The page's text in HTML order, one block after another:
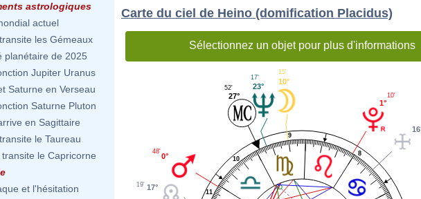
astrologiques
actuel
les Gémeaux
planétaire de 2025
Jupiter Uranus
Saturne en Verseau
Saturne Pluton
en Sagittaire
le Taureau
le Capricorne
et l'hésitation
Carte du ciel de Heino (domification Placidus)
Sélectionnez un objet pour plus d'informations
8
9
10
11
1°
10'
10°
15'
23°
17'
27°
52'
0°
48'
17°
19'